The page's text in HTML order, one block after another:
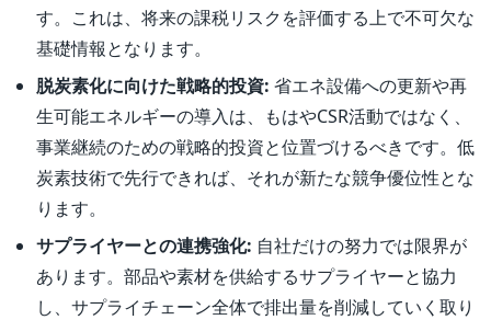
す。これは、将来の課税リスクを評価する上で不可欠な
基礎情報となります。
脱炭素化に向けた戦略的投資: 省エネ設備への更新や再
生可能エネルギーの導入は、もはやCSR活動ではなく、
事業継続のための戦略的投資と位置づけるべきです。低
炭素技術で先行できれば、それが新たな競争優位性とな
ります。
サプライヤーとの連携強化: 自社だけの努力では限界が
あります。部品や素材を供給するサプライヤーと協力
し、サプライチェーン全体で排出量を削減していく取り